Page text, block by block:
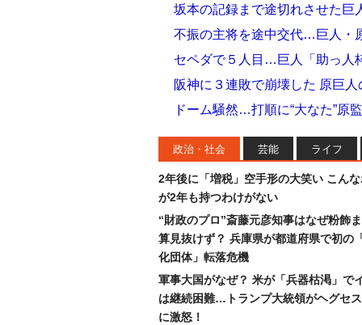
坂本の記録まで途切れさせた巨
不振の主将を途中交代…巨人・
セペダで５人目…巨人「助っ人
阪神に３連敗で崩壊した 原巨人
ドーム騒然…打順に“大なた”原
政治・社会 芸能 ライフ
2年後に「増税」空手形の大笑い こん
が2年も持つわけがない
“財政のプロ”斎藤元彦知事はなぜ粉飾
算見抜けず？ 兵庫県が都道府県で初の
化団体」転落危機
軍事大国がなぜ？ 米が「兵器枯渇」で
は継続困難…トランプ大統領がヘグセ
に激怒！